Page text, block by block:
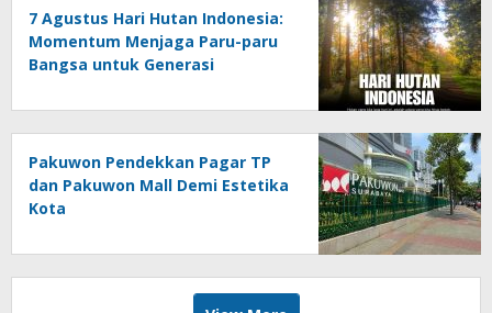
7 Agustus Hari Hutan Indonesia:
Momentum Menjaga Paru-paru
Bangsa untuk Generasi
Pakuwon Pendekkan Pagar TP
dan Pakuwon Mall Demi Estetika
Kota